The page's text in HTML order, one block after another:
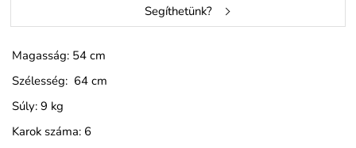
Segíthetünk?
Magasság: 54 cm
Szélesség: 64 cm
Súly: 9 kg
Karok száma: 6